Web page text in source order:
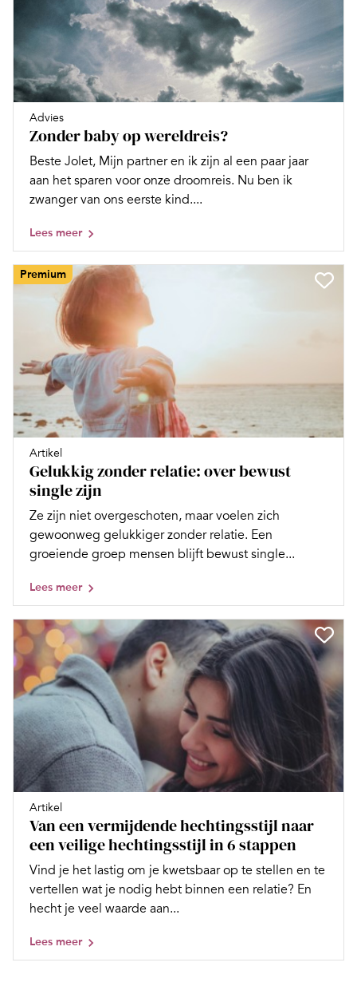
Advies
Zonder baby op wereldreis?
Beste Jolet, Mijn partner en ik zijn al een paar jaar
aan het sparen voor onze droomreis. Nu ben ik
zwanger van ons eerste kind....
Lees meer
Premium
Artikel
Gelukkig zonder relatie: over bewust
single zijn
Ze zijn niet overgeschoten, maar voelen zich
gewoonweg gelukkiger zonder relatie. Een
groeiende groep mensen blijft bewust single...
Lees meer
Artikel
Van een vermijdende hechtingsstijl naar
een veilige hechtingsstijl in 6 stappen
Vind je het lastig om je kwetsbaar op te stellen en te
vertellen wat je nodig hebt binnen een relatie? En
hecht je veel waarde aan...
Lees meer